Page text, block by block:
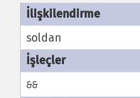
soldan
&&